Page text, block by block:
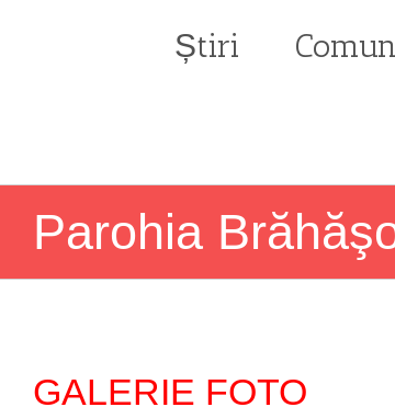
Știri
Parohia
GALERIE FOTO